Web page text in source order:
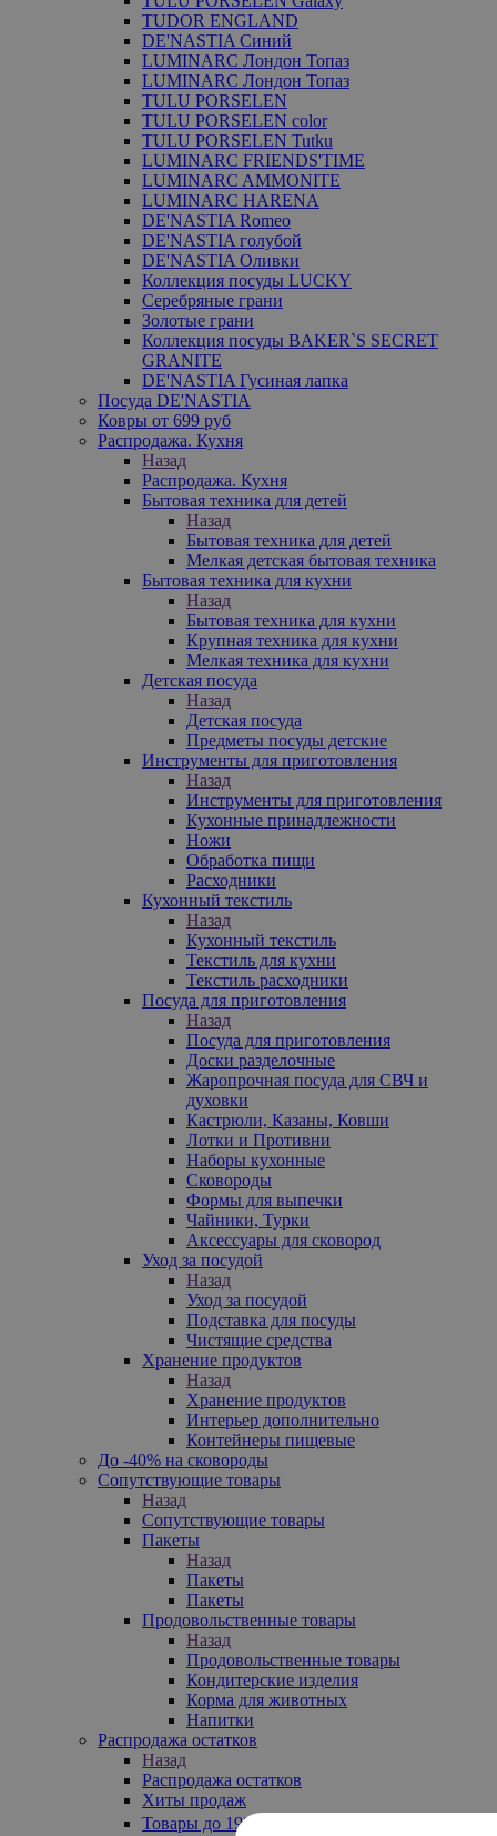
TUDOR ENGLAND
DE'NASTIA Синий
LUMINARC Лондон Топаз
LUMINARC Лондон Топаз
TULU PORSELEN
TULU PORSELEN color
TULU PORSELEN Tutku
LUMINARC FRIENDS'TIME
LUMINARC AMMONITE
LUMINARC HARENA
DE'NASTIA Romeo
DE'NASTIA голубой
DE'NASTIA Оливки
Коллекция посуды LUCKY
Серебряные грани
Золотые грани
Коллекция посуды BAKER`S SECRET
GRANITE
DE'NASTIA Гусиная лапка
Посуда DE'NASTIA
Ковры от 699 руб
Распродажа. Кухня
Назад
Распродажа. Кухня
Бытовая техника для детей
Назад
Бытовая техника для детей
Мелкая детская бытовая техника
Бытовая техника для кухни
Назад
Бытовая техника для кухни
Крупная техника для кухни
Мелкая техника для кухни
Детская посуда
Назад
Детская посуда
Предметы посуды детские
Инструменты для приготовления
Назад
Инструменты для приготовления
Кухонные принадлежности
Ножи
Обработка пищи
Расходники
Кухонный текстиль
Назад
Кухонный текстиль
Текстиль для кухни
Текстиль расходники
Посуда для приготовления
Назад
Посуда для приготовления
Доски разделочные
Жаропрочная посуда для СВЧ и
духовки
Кастрюли, Казаны, Ковши
Лотки и Противни
Наборы кухонные
Сковороды
Формы для выпечки
Чайники, Турки
Аксессуары для сковород
Уход за посудой
Назад
Уход за посудой
Подставка для посуды
Чистящие средства
Хранение продуктов
Назад
Хранение продуктов
Интерьер дополнительно
Контейнеры пищевые
До -40% на сковороды
Сопутствующие товары
Назад
Сопутствующие товары
Пакеты
Назад
Пакеты
Пакеты
Продовольственные товары
Назад
Продовольственные товары
Кондитерские изделия
Корма для животных
Напитки
Распродажа остатков
Назад
Распродажа остатков
Хиты продаж
Товары до 199₽